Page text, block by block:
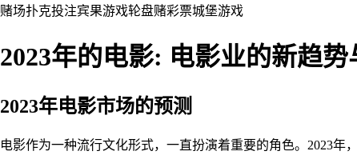
赌场扑克投注宾果游戏轮盘赌彩票城堡游戏
2023年的电影: 电影业的新趋势
2023年电影市场的预测
电影作为一种流行文化形式，一直扮演着重要的角色。2023年